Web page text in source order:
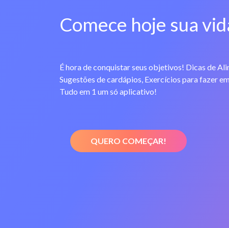
Comece hoje sua
É hora de conquistar seus objetivos! Dicas de
Sugestões de cardápios, Exercícios para fazer
Tudo em 1 um só aplicativo!
QUERO COMEÇAR!